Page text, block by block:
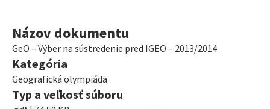
Názov dokumentu
GeO – Výber na sústredenie pred IGEO – 2013/2014
Kategória
Geografická olympiáda
Typ a veľkosť súboru